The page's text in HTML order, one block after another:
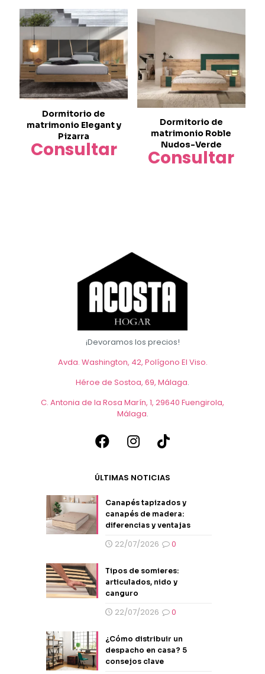
Dormitorio de
matrimonio Elegant y
Pizarra
Consultar
Dormitorio de
matrimonio Roble
Nudos-Verde
Consultar
¡Devoramos los precios!
Avda. Washington, 42, Polígono El Viso.
Héroe de Sostoa, 69, Málaga.
C. Antonia de la Rosa Marín, 1, 29640 Fuengirola,
Málaga.
ÚLTIMAS NOTICIAS
Canapés tapizados y
canapés de madera:
diferencias y ventajas
22/07/2026 0
Tipos de somieres:
articulados, nido y
canguro
22/07/2026 0
¿Cómo distribuir un
despacho en casa? 5
consejos clave